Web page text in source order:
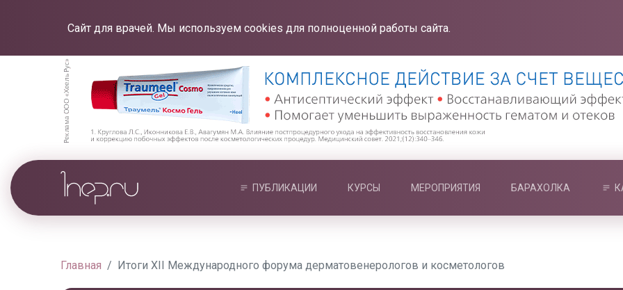
Сайт для врачей. Мы используем cookies для полноценной работы сайта.
ПУБЛИКАЦИИ КУРСЫ МЕРОПРИЯТИЯ БАРАХОЛКА
Главная Итоги XII Международного форума дерматовенерологов и косметологов